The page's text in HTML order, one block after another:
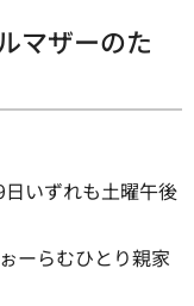
マザーのた
いずれも土曜午後
ーらむひとり親家